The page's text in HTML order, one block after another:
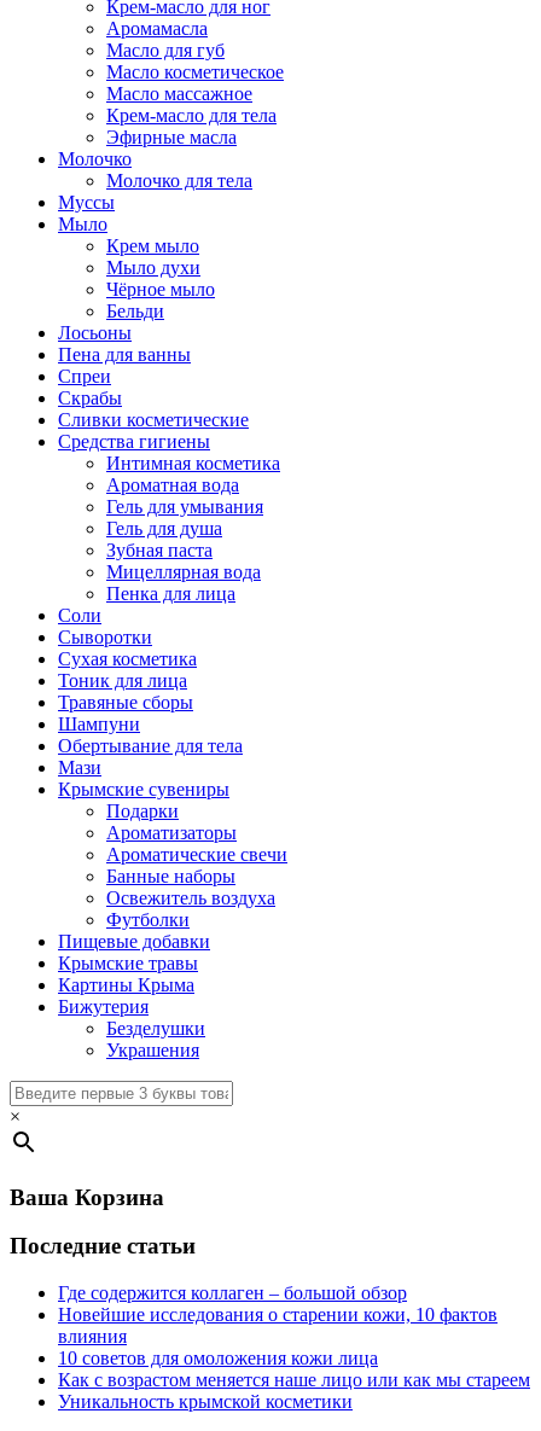
Крем-масло для ног
Аромамасла
Масло для губ
Масло косметическое
Масло массажное
Крем-масло для тела
Эфирные масла
Молочко
Молочко для тела
Муссы
Мыло
Крем мыло
Мыло духи
Чёрное мыло
Бельди
Лосьоны
Пена для ванны
Спреи
Скрабы
Сливки косметические
Средства гигиены
Интимная косметика
Ароматная вода
Гель для умывания
Гель для душа
Зубная паста
Мицеллярная вода
Пенка для лица
Соли
Сыворотки
Сухая косметика
Тоник для лица
Травяные сборы
Шампуни
Обертывание для тела
Мази
Крымские сувениры
Подарки
Ароматизаторы
Ароматические свечи
Банные наборы
Освежитель воздуха
Футболки
Пищевые добавки
Крымские травы
Картины Крыма
Бижутерия
Безделушки
Украшения
×
Ваша Корзина
Последние статьи
Где содержится коллаген – большой обзор
Новейшие исследования о старении кожи, 10 фактов
влияния
10 советов для омоложения кожи лица
Как с возрастом меняется наше лицо или как мы стареем
Уникальность крымской косметики